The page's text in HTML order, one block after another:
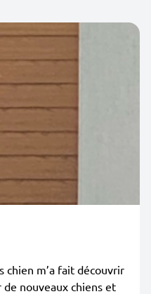
chien m’a fait découvrir
nouveaux chiens et